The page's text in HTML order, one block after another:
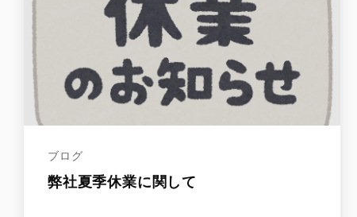
ブログ
弊社夏季休業に関して